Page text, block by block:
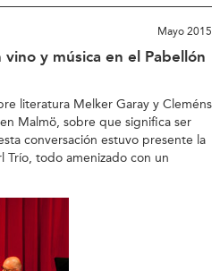
Mayo 2015
y música en el Pabellón
literatura Melker Garay y Cleméns
Malmö, sobre que significa ser
conversación estuvo presente la
Trío, todo amenizado con un